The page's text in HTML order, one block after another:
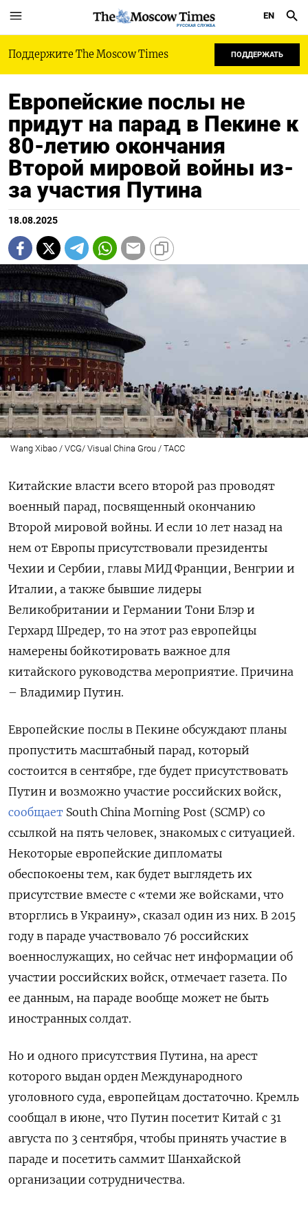
РУССКАЯ СЛУЖБА
EN
Поддержите The Moscow Times ПОДДЕРЖАТЬ
Европейские послы не
придут на парад в Пекине к
80-летию окончания
Второй мировой войны из-
за участия Путина
18.08.2025
Wang Xibao / VCG/ Visual China Grou / ТАСС
Китайские власти всего второй раз проводят
военный парад, посвященный окончанию
Второй мировой войны. И если 10 лет назад на
нем от Европы присутствовали президенты
Чехии и Сербии, главы МИД Франции, Венгрии и
Италии, а также бывшие лидеры
Великобритании и Германии Тони Блэр и
Герхард Шредер, то на этот раз европейцы
намерены бойкотировать важное для
китайского руководства мероприятие. Причина
– Владимир Путин.
Европейские послы в Пекине обсуждают планы
пропустить масштабный парад, который
состоится в сентябре, где будет присутствовать
Путин и возможно участие российских войск,
сообщает South China Morning Post (SCMP) со
ссылкой на пять человек, знакомых с ситуацией.
Некоторые европейские дипломаты
обеспокоены тем, как будет выглядеть их
присутствие вместе с «теми же войсками, что
вторглись в Украину», сказал один из них. В 2015
году в параде участвовало 76 российских
военнослужащих, но сейчас нет информации об
участии российских войск, отмечает газета. По
ее данным, на параде вообще может не быть
иностранных солдат.
Но и одного присутствия Путина, на арест
которого выдан орден Международного
уголовного суда, европейцам достаточно. Кремль
сообщал в июне, что Путин посетит Китай с 31
августа по 3 сентября, чтобы принять участие в
параде и посетить саммит Шанхайской
организации сотрудничества.